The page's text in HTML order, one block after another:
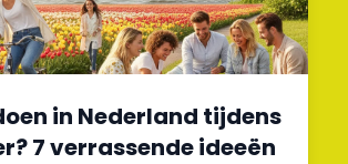
in Nederland tijdens
7 verrassende ideeën